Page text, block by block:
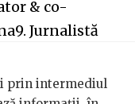
& co-
Jurnalistă
despre
prin intermediul